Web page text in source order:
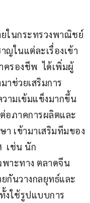
ในกระทรวงพาณิชย์
ญในแต่ละเรื่องเข้า
ครองชีพ  ได้เพิ่มผู้
าช่วยเสริมการ
ามเข้มแข็งมากขึ้น
อภาคการผลิตและ
เข้ามาเสริมทีมของ
เช่น นัก
าะทาง ตลาดจีน
กันวางกลยุทธ์และ
งใช้รูปแบบการ